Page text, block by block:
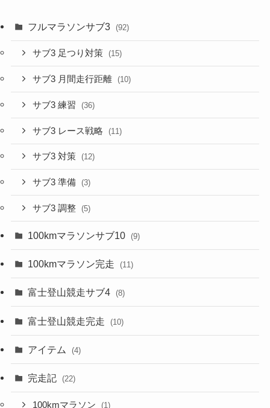
フルマラソンサブ3 (92)
サブ3 足つり対策 (15)
サブ3 月間走行距離 (10)
サブ3 練習 (36)
サブ3 レース戦略 (11)
サブ3 対策 (12)
サブ3 準備 (3)
サブ3 調整 (5)
100kmマラソンサブ10 (9)
100kmマラソン完走 (11)
富士登山競走サブ4 (8)
富士登山競走完走 (10)
アイテム (4)
完走記 (22)
100kmマラソン (1)